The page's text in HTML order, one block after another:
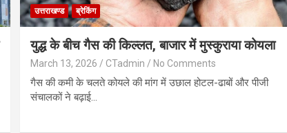
उत्तराखण्ड ब्रेकिंग
युद्ध के बीच गैस की किल्लत, बाजार में मुस्कुराया कोयला
March 13, 2026 CTadmin No Comments
गैस की कमी के चलते कोयले की मांग में उछाल होटल-ढाबों और पीजी
संचालकों ने बढ़ाई…